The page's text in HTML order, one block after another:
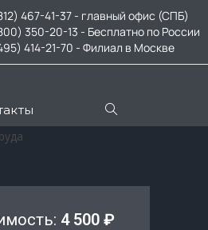
467-41-37- главный офис (СПБ)
350-20-13 - Бесплатно по России
414-21-70 - Филиал в Москве
4 500 ₽